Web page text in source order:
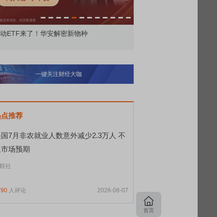
ETF来了！华安解密新物种
一键关注财经大咖
推荐
7月非农就业人数意外减少2.3万人 不
场预期
社
人评论 2026-08-07
首页